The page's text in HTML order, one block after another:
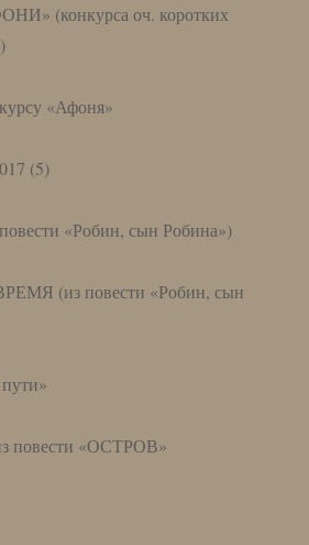
(конкурса оч. коротких
«Афоня»
(5)
«Робин, сын Робина»)
(из повести «Робин, сын
повести «ОСТРОВ»